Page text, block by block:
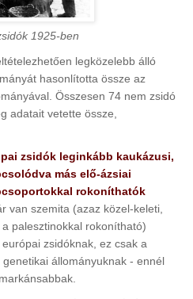
1925-ben
legközelebb álló
hasonlította össze az
Összesen 74 nem zsidó
adatait vetette össze,
zsidók leginkább kaukázusi,
más elő-ázsiai
rokoníthatók
van szemita (azaz közel-keleti,
palesztinokkal rokonítható)
zsidóknak, ez csak a
állományuknak - ennél